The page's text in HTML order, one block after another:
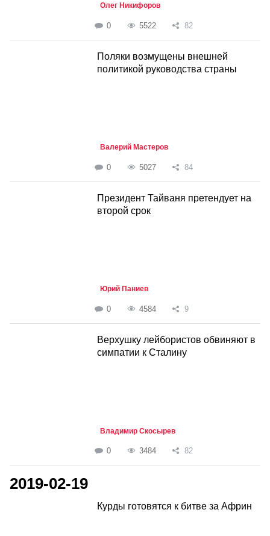
Олег Никифоров
0 5522 82
Поляки возмущены внешней
политикой руководства страны
Валерий Мастеров
0 5027 84
Президент Тайваня претендует на
второй срок
Юрий Паниев
0 4584 9
Верхушку лейбористов обвиняют в
симпатии к Сталину
Владимир Скосырев
0 3484 82
2019-02-19
Курды готовятся к битве за Африн